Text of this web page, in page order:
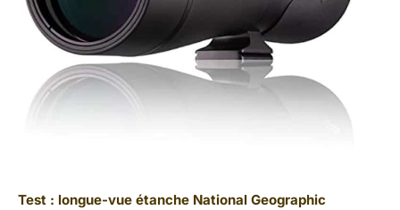
Test : longue-vue étanche National Geographic